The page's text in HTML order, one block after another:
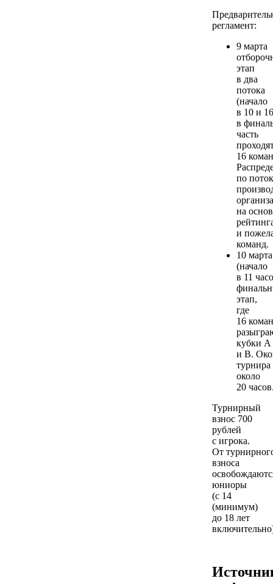
регламент:
9 марта
этап
в два
потока
(начало
в 10 и
в
часть
16
по
на
и
команд.
10 марта
(начало
в 11
этап,
где
16
кубки А
и В.
турнира
около
20
Турнирный
взнос 700
рублей
с игрока.
От
взноса
юниоры
(с 14
(минимум)
до 18 лет